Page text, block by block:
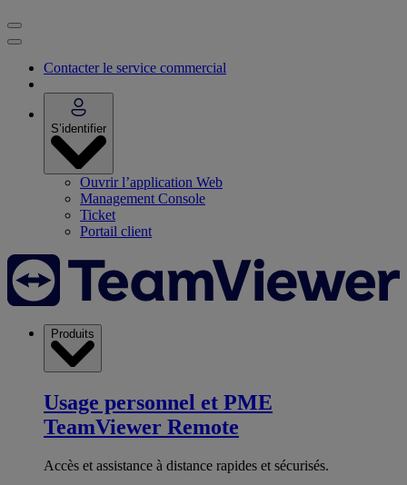
Contacter le service commercial
S’identifier
Ouvrir l’application Web
Management Console
Ticket
Portail client
Produits
Usage personnel et PME
TeamViewer Remote
Accès et assistance à distance rapides et sécurisés.